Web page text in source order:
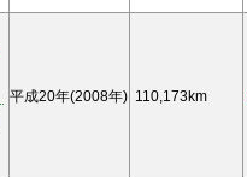
平成20年(2008年) 110,173km